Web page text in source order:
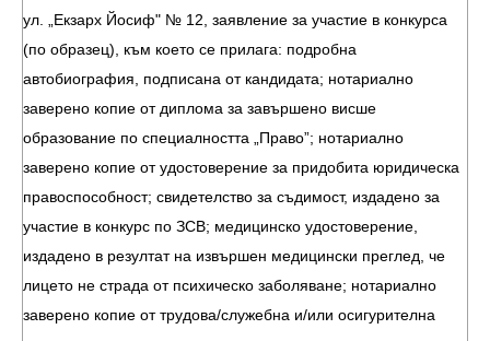
ул. „Екзарх Йосиф" № 12, заявление за участие в конкурса
(по образец), към което се прилага: подробна
автобиография, подписана от кандидата; нотариално
заверено копие от диплома за завършено висше
образование по специалността „Право”; нотариално
заверено копие от удостоверение за придобита юридическа
правоспособност; свидетелство за съдимост, издадено за
участие в конкурс по ЗСВ; медицинско удостоверение,
издадено в резултат на извършен медицински преглед, че
лицето не страда от психическо заболяване; нотариално
заверено копие от трудова/служебна и/или осигурителна